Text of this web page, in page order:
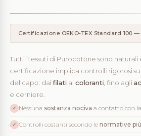
Certificazione OEKO-TEX Standard 100
Tutti i tessuti di Purocotone sono naturali
certificazione implica controlli rigorosi
del capo: dai filati ai coloranti , fino agli
e cerniere.
✓ Nessuna sostanza nociva a contatto con
✓ Controlli costanti secondo le normative